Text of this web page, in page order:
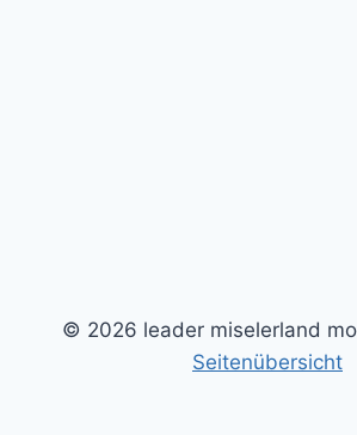
© 2026 leader miselerland
Seitenübersicht